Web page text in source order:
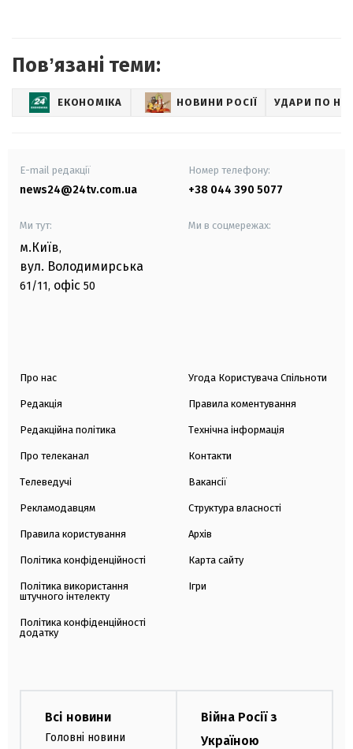
Повʼязані теми:
ЕКОНОМІКА НОВИНИ РОСІЇ УДАРИ ПО
E-mail редакції
news24@24tv.com.ua
Номер телефону:
+38 044 390 5077
Ми тут:
м.Київ,
вул. Володимирська
61/11, офіс 50
Ми в соцмережах:
Про нас
Редакція
Редакційна політика
Про телеканал
Телеведучі
Рекламодавцям
Правила користування
Політика конфіденційності
Політика використання
штучного інтелекту
Політика конфіденційності
додатку
Угода Користувача Спільноти
Правила коментування
Технічна інформація
Контакти
Вакансії
Структура власності
Архів
Карта сайту
Ігри
Всі новини
Головні новини
Війна Росії з
Україною